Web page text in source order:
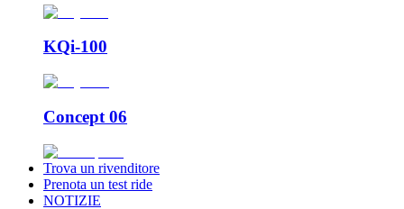
KQi-100
Concept 06
Trova un rivenditore
Prenota un test ride
NOTIZIE